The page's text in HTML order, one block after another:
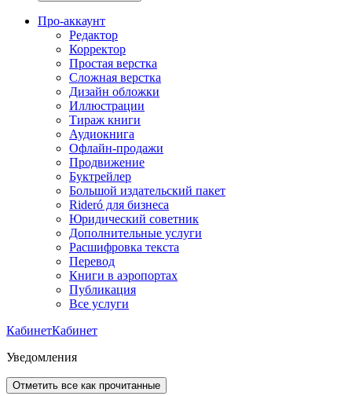
Про-аккаунт
Редактор
Корректор
Простая верстка
Сложная верстка
Дизайн обложки
Иллюстрации
Тираж книги
Аудиокнига
Офлайн-продажи
Продвижение
Буктрейлер
Большой издательский пакет
Rideró для бизнеса
Юридический советник
Дополнительные услуги
Расшифровка текста
Перевод
Книги в аэропортах
Публикация
Все услуги
КабинетКабинет
Уведомления
Отметить все как прочитанные